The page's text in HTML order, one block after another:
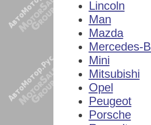
Lincoln
Man
Mazda
Mercedes-
Mini
Mitsubishi
Opel
Peugeot
Porsche